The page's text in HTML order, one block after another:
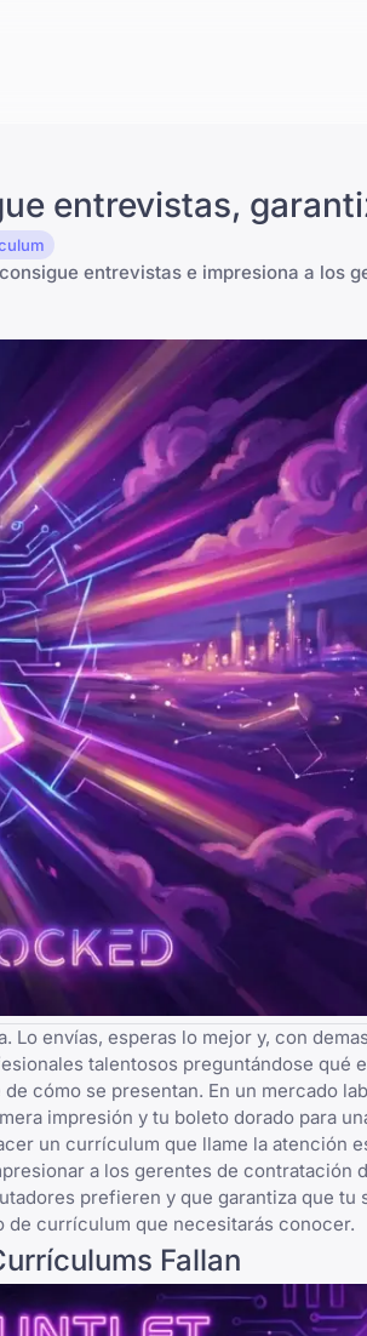
entrevistas,
entrevistas e impresiona a los
envías, esperas lo mejor y, con
talentosos preguntándose qué
cómo se presentan. En un mercado
impresión y tu boleto dorado para
un currículum que llame la atención
a los gerentes de contratación
prefieren y que garantiza que tu
de currículum que necesitarás conocer.
Fallan